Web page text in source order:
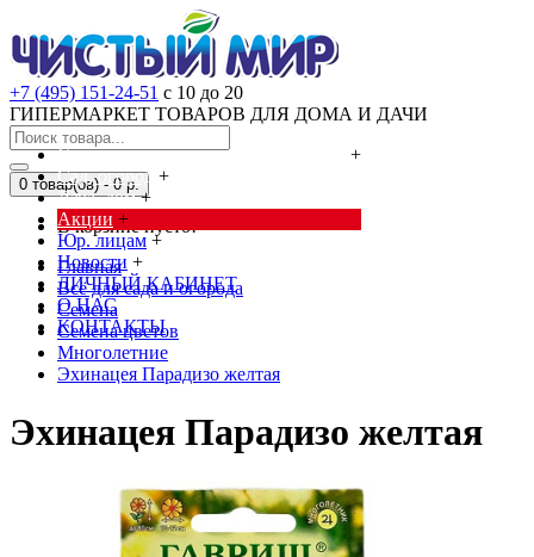
+7 (495) 151-24-51 с 10 до 20
ГИПЕРМАРКЕТ ТОВАРОВ ДЛЯ ДОМА И ДАЧИ
Cредства от насекомых и грызунов
+
Сад, огород +
Дача, дом +
Акции +
Юр. лицам +
Новости +
ЛИЧНЫЙ КАБИНЕТ
О НАС
КОНТАКТЫ
0 товар(ов) - 0 р.
В корзине пусто!
Главная
Всё для сада и огорода
Семена
Семена цветов
Многолетние
Эхинацея Парадизо желтая
Эхинацея Парадизо желтая